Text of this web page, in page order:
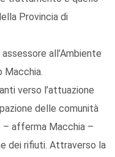
Provincia di
all’Ambiente
Macchia.
verso l’attuazione
delle comunità
afferma Macchia –
dei rifiuti. Attraverso la